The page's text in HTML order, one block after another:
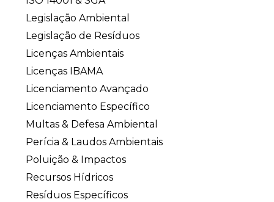
Legislação Ambiental
Legislação de Resíduos
Licenças Ambientais
Licenças IBAMA
Licenciamento Avançado
Licenciamento Específico
Multas & Defesa Ambiental
Perícia & Laudos Ambientais
Poluição & Impactos
Recursos Hídricos
Resíduos Específicos